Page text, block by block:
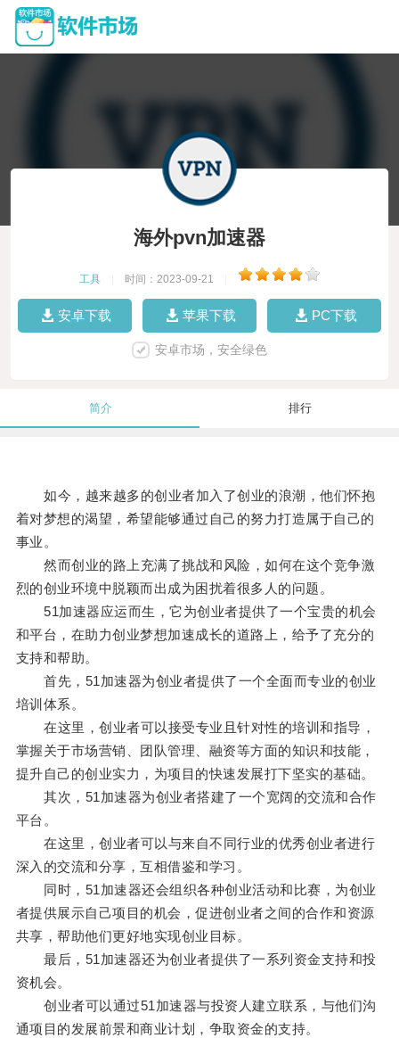
海外pvn加速器
工具 时间：2023-09-21
安卓下载 苹果下载 PC下载
安卓市场，安全绿色
简介 排行
如今，越来越多的创业者加入了创业的浪潮，他们怀抱
着对梦想的渴望，希望能够通过自己的努力打造属于自己的
事业。
然而创业的路上充满了挑战和风险，如何在这个竞争激
烈的创业环境中脱颖而出成为困扰着很多人的问题。
51加速器应运而生，它为创业者提供了一个宝贵的机会
和平台，在助力创业梦想加速成长的道路上，给予了充分的
支持和帮助。
首先，51加速器为创业者提供了一个全面而专业的创业
培训体系。
在这里，创业者可以接受专业且针对性的培训和指导，
掌握关于市场营销、团队管理、融资等方面的知识和技能，
提升自己的创业实力，为项目的快速发展打下坚实的基础。
其次，51加速器为创业者搭建了一个宽阔的交流和合作
平台。
在这里，创业者可以与来自不同行业的优秀创业者进行
深入的交流和分享，互相借鉴和学习。
同时，51加速器还会组织各种创业活动和比赛，为创业
者提供展示自己项目的机会，促进创业者之间的合作和资源
共享，帮助他们更好地实现创业目标。
最后，51加速器还为创业者提供了一系列资金支持和投
资机会。
创业者可以通过51加速器与投资人建立联系，与他们沟
通项目的发展前景和商业计划，争取资金的支持。